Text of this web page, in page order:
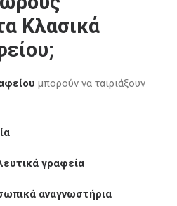
Κλασικά
μπορούν να ταιριάξουν
γραφεία
αναγνωστήρια